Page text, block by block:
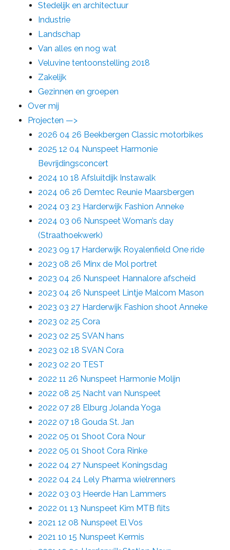
Stedelijk en architectuur
Industrie
Landschap
Van alles en nog wat
Veluvine tentoonstelling 2018
Zakelijk
Gezinnen en groepen
Over mij
Projecten —>
2026 04 26 Beekbergen Classic motorbikes
2025 12 04 Nunspeet Harmonie
Bevrijdingsconcert
2024 10 18 Afsluitdijk Instawalk
2024 06 26 Demtec Reunie Maarsbergen
2024 03 23 Harderwijk Fashion Anneke
2024 03 06 Nunspeet Woman’s day
(Straathoekwerk)
2023 09 17 Harderwijk Royalenfield One ride
2023 08 26 Minx de Mol portret
2023 04 26 Nunspeet Hannalore afscheid
2023 04 26 Nunspeet Lintje Malcom Mason
2023 03 27 Harderwijk Fashion shoot Anneke
2023 02 25 Cora
2023 02 25 SVAN hans
2023 02 18 SVAN Cora
2023 02 20 TEST
2022 11 26 Nunspeet Harmonie Molijn
2022 08 25 Nacht van Nunspeet
2022 07 28 Elburg Jolanda Yoga
2022 07 18 Gouda St. Jan
2022 05 01 Shoot Cora Nour
2022 05 01 Shoot Cora Rinke
2022 04 27 Nunspeet Koningsdag
2022 04 24 Lely Pharma wielrenners
2022 03 03 Heerde Han Lammers
2022 01 13 Nunspeet Kim MTB flits
2021 12 08 Nunspeet El Vos
2021 10 15 Nunspeet Kermis